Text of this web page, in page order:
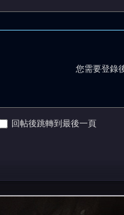
您需要登錄
回帖後跳轉到最後一頁